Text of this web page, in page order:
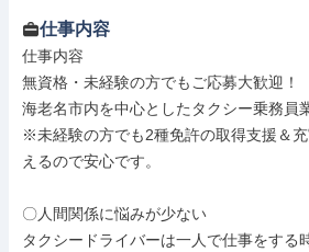
仕事内容
仕事内容
無資格・未経験の方でもご応募大歓迎！
海老名市内を中心としたタクシー乗務員
※未経験の方でも2種免許の取得支援＆
えるので安心です。
〇人間関係に悩みが少ない
タクシードライバーは一人で仕事をする